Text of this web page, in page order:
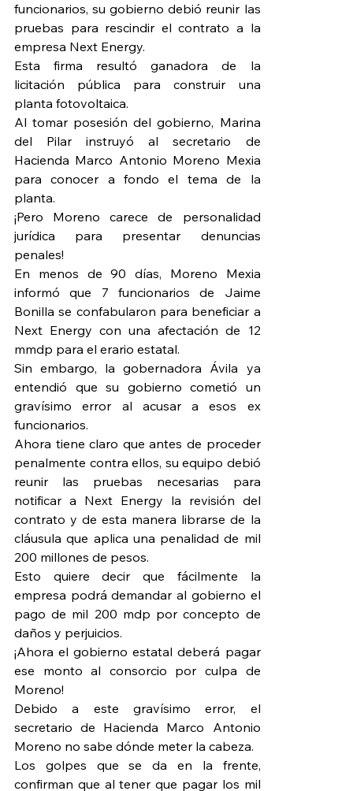
funcionarios, su gobierno debió reunir las
pruebas para rescindir el contrato a la
empresa Next Energy.
Esta firma resultó ganadora de la
licitación pública para construir una
planta fotovoltaica.
Al tomar posesión del gobierno, Marina
del Pilar instruyó al secretario de
Hacienda Marco Antonio Moreno Mexia
para conocer a fondo el tema de la
planta.
¡Pero Moreno carece de personalidad
jurídica para presentar denuncias
penales!
En menos de 90 días, Moreno Mexia
informó que 7 funcionarios de Jaime
Bonilla se confabularon para beneficiar a
Next Energy con una afectación de 12
mmdp para el erario estatal.
Sin embargo, la gobernadora Ávila ya
entendió que su gobierno cometió un
gravísimo error al acusar a esos ex
funcionarios.
Ahora tiene claro que antes de proceder
penalmente contra ellos, su equipo debió
reunir las pruebas necesarias para
notificar a Next Energy la revisión del
contrato y de esta manera librarse de la
cláusula que aplica una penalidad de mil
200 millones de pesos.
Esto quiere decir que fácilmente la
empresa podrá demandar al gobierno el
pago de mil 200 mdp por concepto de
daños y perjuicios.
¡Ahora el gobierno estatal deberá pagar
ese monto al consorcio por culpa de
Moreno!
Debido a este gravísimo error, el
secretario de Hacienda Marco Antonio
Moreno no sabe dónde meter la cabeza.
Los golpes que se da en la frente,
confirman que al tener que pagar los mil